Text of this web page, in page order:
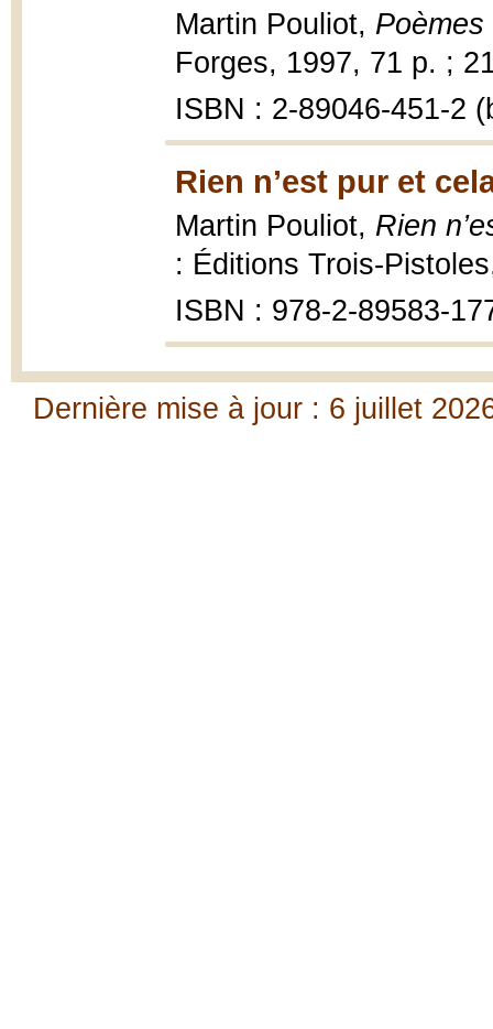
Martin Pouliot,
Forges, 1997, 71 p. ;
ISBN : 2-89046-451-2
Rien n’est pur et
Martin Pouliot, Rien
: Éditions Trois-
ISBN : 978-2-89583-
Dernière mise à jour : 6 juillet